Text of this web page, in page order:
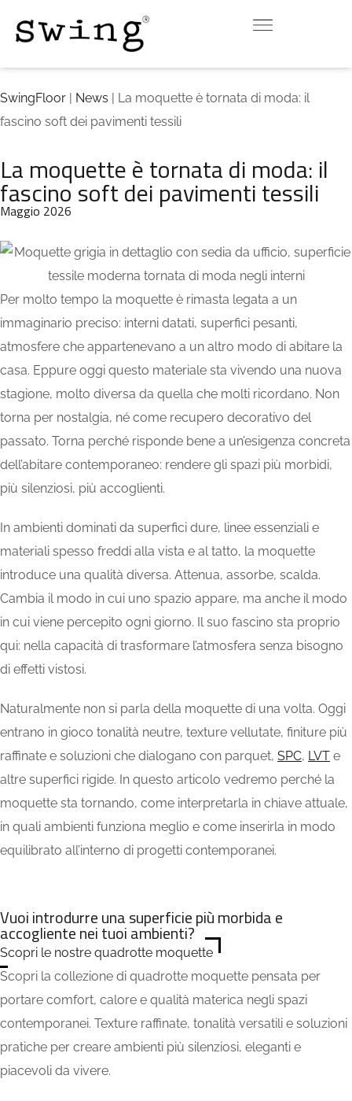
SwingFloor | News | La moquette è tornata di moda: il
fascino soft dei pavimenti tessili
La moquette è tornata di moda: il
fascino soft dei pavimenti tessili
Maggio 2026
Per molto tempo la moquette è rimasta legata a un
immaginario preciso: interni datati, superfici pesanti,
atmosfere che appartenevano a un altro modo di abitare la
casa. Eppure oggi questo materiale sta vivendo una nuova
stagione, molto diversa da quella che molti ricordano. Non
torna per nostalgia, né come recupero decorativo del
passato. Torna perché risponde bene a un’esigenza concreta
dell’abitare contemporaneo: rendere gli spazi più morbidi,
più silenziosi, più accoglienti.
In ambienti dominati da superfici dure, linee essenziali e
materiali spesso freddi alla vista e al tatto, la moquette
introduce una qualità diversa. Attenua, assorbe, scalda.
Cambia il modo in cui uno spazio appare, ma anche il modo
in cui viene percepito ogni giorno. Il suo fascino sta proprio
qui: nella capacità di trasformare l’atmosfera senza bisogno
di effetti vistosi.
Naturalmente non si parla della moquette di una volta. Oggi
entrano in gioco tonalità neutre, texture vellutate, finiture più
raffinate e soluzioni che dialogano con parquet, SPC, LVT e
altre superfici rigide. In questo articolo vedremo perché la
moquette sta tornando, come interpretarla in chiave attuale,
in quali ambienti funziona meglio e come inserirla in modo
equilibrato all’interno di progetti contemporanei.
Vuoi introdurre una superficie più morbida e
accogliente nei tuoi ambienti?
Scopri le nostre quadrotte moquette
Scopri la collezione di quadrotte moquette pensata per
portare comfort, calore e qualità materica negli spazi
contemporanei. Texture raffinate, tonalità versatili e soluzioni
pratiche per creare ambienti più silenziosi, eleganti e
piacevoli da vivere.